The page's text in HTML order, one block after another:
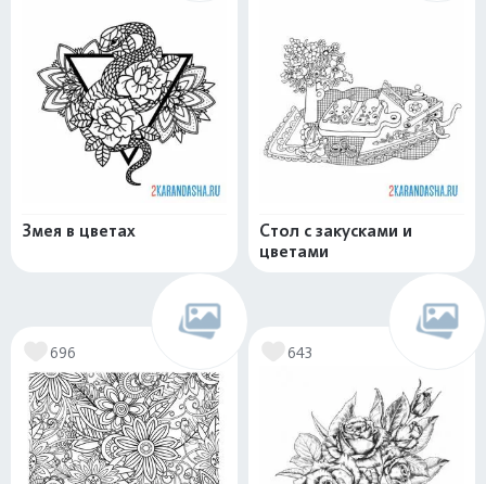
Змея в цветах
Стол с закусками и
цветами
696 643